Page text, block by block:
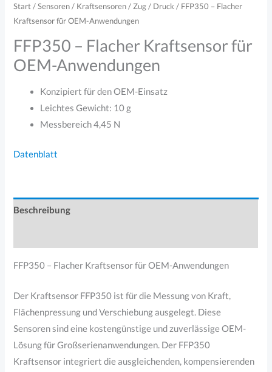
Start /Sensoren/ Kraftsensoren/ Zug / Druck / FFP350 – Flacher
Kraftsensor für OEM-Anwendungen
FFP350 – Flacher Kraftsensor für
OEM-Anwendungen
Konzipiert für den OEM-Einsatz
Leichtes Gewicht: 10 g
Messbereich 4,45 N
Datenblatt
Beschreibung
FFP350 – Flacher Kraftsensor für OEM-Anwendungen
Der Kraftsensor FFP350 ist für die Messung von Kraft,
Flächenpressung und Verschiebung ausgelegt. Diese
Sensoren sind eine kostengünstige und zuverlässige OEM-
Lösung für Großserienanwendungen. Der FFP350
Kraftsensor integriert die ausgleichenden, kompensierenden